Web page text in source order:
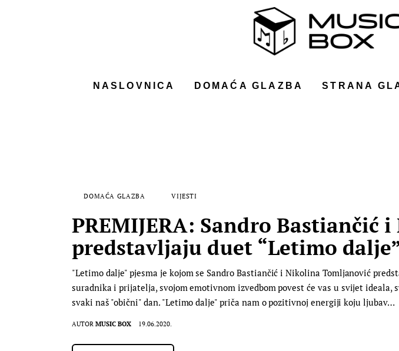
NASLOVNICA DOMAĆA GLAZBA STRANA
DOMAĆA GLAZBA VIJESTI
PREMIJERA: Sandro
predstavljaju duet “Letimo
"Letimo dalje" pjesma je kojom se Sandro Bastiančić i Nikolina Tomljanović
suradnika i prijatelja, svojom emotivnom izvedbom povest će vas u svijet
svaki naš "obični" dan. "Letimo dalje" priča nam o pozitivnoj energiji koju ljubav…
AUTOR MUSIC BOX 19.06.2020.